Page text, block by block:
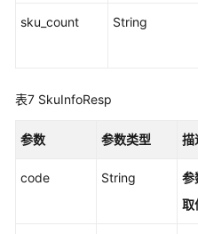
Workflow
sku_count String
表7 SkuInfoResp
参数 参数类型 描
code String 参
取